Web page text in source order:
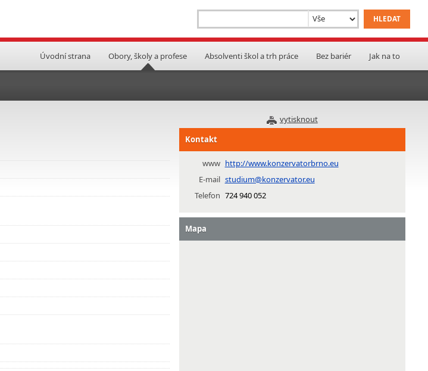
Úvodní strana Obory, školy a profese Absolventi škol a trh práce Bez bariér Jak na to
vytisknout
Kontakt
www http://www.konzervatorbrno.eu
E-mail studium@konzervator.eu
Telefon 724 940 052
Mapa